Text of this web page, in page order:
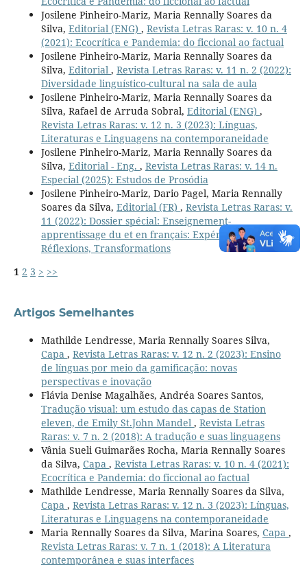
Josilene Pinheiro-Mariz, Maria Rennally Soares da
Silva, Editorial (ENG) , Revista Letras Raras: v. 10 n. 4
(2021): Ecocrítica e Pandemia: do ficcional ao factual
Josilene Pinheiro-Mariz, Maria Rennally Soares da
Silva, Editorial , Revista Letras Raras: v. 11 n. 2 (2022):
Diversidade linguístico-cultural na sala de aula
Josilene Pinheiro-Mariz, Maria Rennally Soares da
Silva, Rafael de Arruda Sobral, Editorial (ENG) ,
Revista Letras Raras: v. 12 n. 3 (2023): Línguas,
Literaturas e Linguagens na contemporaneidade
Josilene Pinheiro-Mariz, Maria Rennally Soares da
Silva, Editorial - Eng. , Revista Letras Raras: v. 14 n.
Especial (2025): Estudos de Prosódia
Josilene Pinheiro-Mariz, Dario Pagel, Maria Rennally
Soares da Silva, Editorial (FR) , Revista Letras Raras: v.
11 (2022): Dossier spécial: Enseignement-
apprentissage du et en français: Expériences,
Réflexions, Transformations
1 2 3 > >>
Artigos Semelhantes
Mathilde Lendresse, Maria Rennally Soares Silva,
Capa , Revista Letras Raras: v. 12 n. 2 (2023): Ensino
de línguas por meio da gamificação: novas
perspectivas e inovação
Flávia Denise Magalhães, Andréa Soares Santos,
Tradução visual: um estudo das capas de Station
eleven, de Emily St.John Mandel , Revista Letras
Raras: v. 7 n. 2 (2018): A tradução e suas linguagens
Vânia Sueli Guimarães Rocha, Maria Rennally Soares
da Silva, Capa , Revista Letras Raras: v. 10 n. 4 (2021):
Ecocrítica e Pandemia: do ficcional ao factual
Mathilde Lendresse, Maria Rennally Soares da Silva,
Capa , Revista Letras Raras: v. 12 n. 3 (2023): Línguas,
Literaturas e Linguagens na contemporaneidade
Maria Rennally Soares da Silva, Marina Soares, Capa ,
Revista Letras Raras: v. 7 n. 1 (2018): A Literatura
contemporânea e suas interfaces